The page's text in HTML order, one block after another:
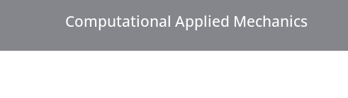
Computational Applied Mechanics